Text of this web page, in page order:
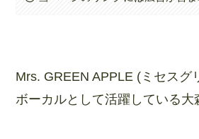
Mrs. GREEN APPLE (ミセスグ
ボーカルとして活躍している大